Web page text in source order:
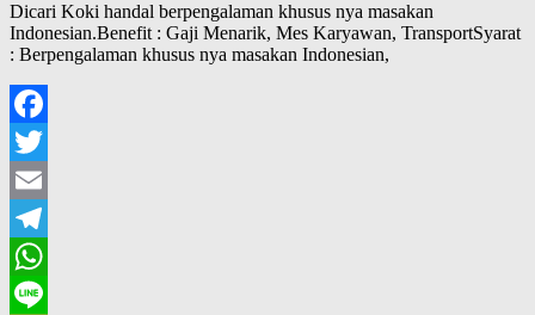
Dicari Koki handal berpengalaman khusus nya masakan
Indonesian.Benefit : Gaji Menarik, Mes Karyawan, TransportSyarat
: Berpengalaman khusus nya masakan Indonesian,
Facebook
Twitter
Email
Telegram
WhatsApp